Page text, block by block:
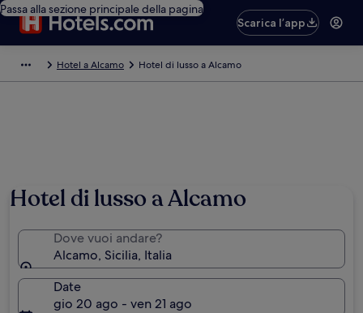
Passa alla sezione principale della pagina
Scarica l’app
Hotel a Alcamo Hotel di lusso a Alcamo
Hotel di lusso a Alcamo
Dove vuoi andare?
Alcamo, Sicilia, Italia
Date
gio 20 ago - ven 21 ago